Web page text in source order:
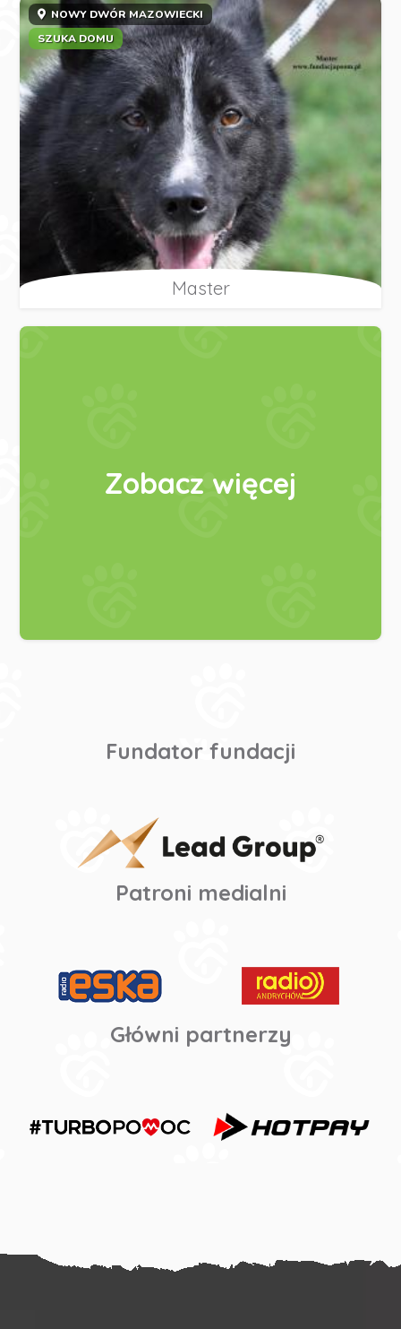
NOWY DWÓR MAZOWIECKI
SZUKA DOMU
Master
Zobacz więcej
Fundator fundacji
Patroni medialni
Główni partnerzy